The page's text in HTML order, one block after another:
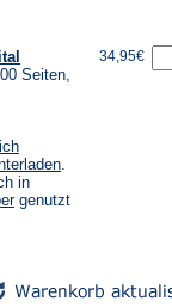
Seiten,
(Öffnet
einem
.
in
(Öffnet
genutzt
34,95€